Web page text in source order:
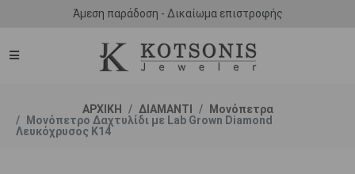
Άμεση παράδοση - Δικαίωμα επιστροφής
ΑΡΧΙΚΗ ΔΙΑΜΑΝΤΙ
Μονόπετρα
Μονόπετρο Δαχτυλίδι με Lab Grown Diamond
Λευκόχρυσος Κ14